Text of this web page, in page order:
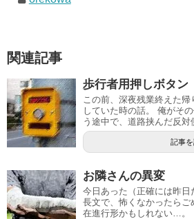
関連記事
歩行者用押しボタン
この前、深夜残業終えた
していた時の話。 俺がそ
う途中で、道路挟んだ反対
記事
お隣さんの異変
今日あった（正確には昨日
長文で、怖くなかったらご
在進行形かもしれない…。